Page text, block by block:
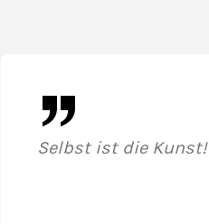
Selbst ist die Kunst!